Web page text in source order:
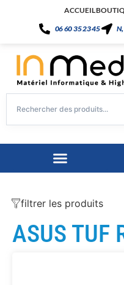
ACCUEIL
06 60 35 23 45
filtrer les produits
ASUS TUF